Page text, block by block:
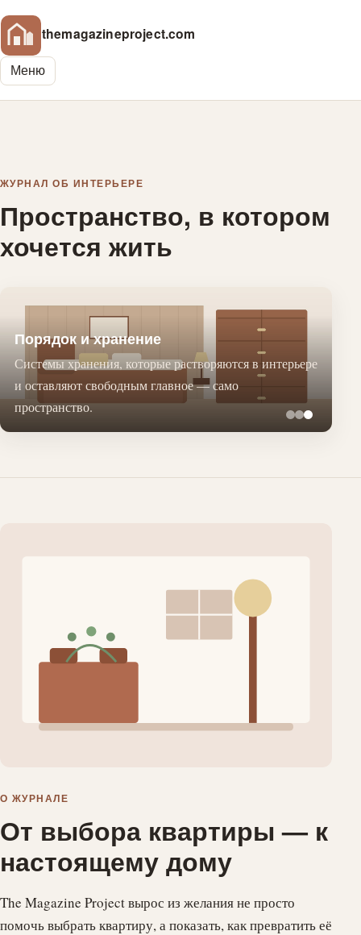
themagazineproject.com
Меню
ЖУРНАЛ ОБ ИНТЕРЬЕРЕ
Пространство, в котором
хочется жить
Порядок и хранение
Системы хранения, которые растворяются в интерьере
и оставляют свободным главное — само
пространство.
О ЖУРНАЛЕ
От выбора квартиры — к
настоящему дому
The Magazine Project вырос из желания не просто
помочь выбрать квартиру, а показать, как превратить её